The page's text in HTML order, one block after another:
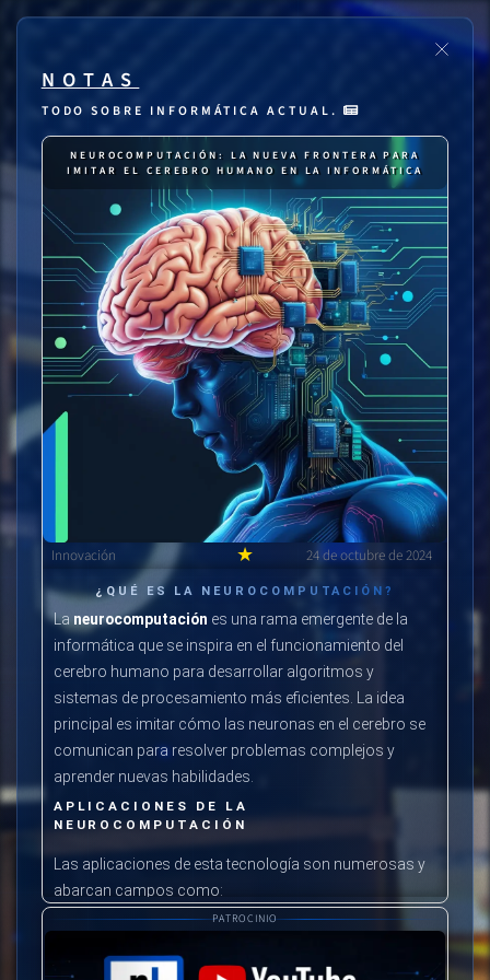
NOTAS
TODO SOBRE INFORMÁTICA ACTUAL.
NEUROCOMPUTACIÓN: LA NUEVA FRONTERA PARA
IMITAR EL CEREBRO HUMANO EN LA INFORMÁTICA
Innovación ★ 24 de octubre de 2024
¿QUÉ ES LA NEUROCOMPUTACIÓN?
La neurocomputación es una rama emergente de la
informática que se inspira en el funcionamiento del
cerebro humano para desarrollar algoritmos y
sistemas de procesamiento más eficientes. La idea
principal es imitar cómo las neuronas en el cerebro se
comunican para resolver problemas complejos y
aprender nuevas habilidades.
APLICACIONES DE LA
NEUROCOMPUTACIÓN
Las aplicaciones de esta tecnología son numerosas y
abarcan campos como:
Salud: Ayuda en la creación de prótesis neuronales
pacientes con discapacidades.
PATROCINIO